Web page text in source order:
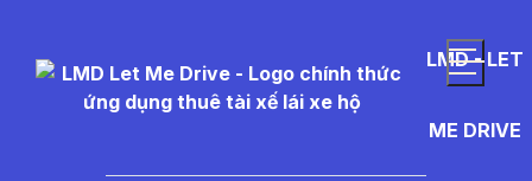
LMD - LET
ME DRIVE